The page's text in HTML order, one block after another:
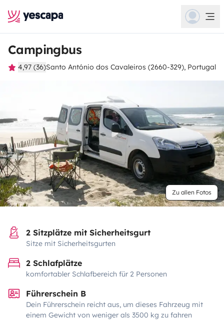
Campingbus
4,97 (36)Santo António dos Cavaleiros (2660-329), Portugal
Zu allen Fotos
2 Sitzplätze mit Sicherheitsgurt
Sitze mit Sicherheitsgurten
2 Schlafplätze
komfortabler Schlafbereich für 2 Personen
Führerschein B
Dein Führerschein reicht aus, um dieses Fahrzeug mit
einem Gewicht von weniger als 3500 kg zu fahren